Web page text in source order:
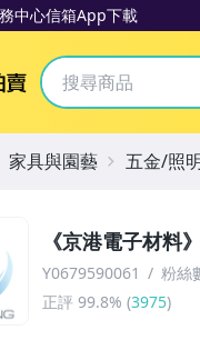
中心信箱App下載
Yahoo拍賣
《京港電子材料》
Y0679590061 粉絲
正評 99.8% (3975)
家具與園藝 五金/照